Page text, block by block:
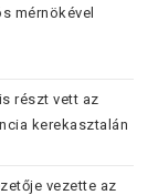
mérnökével
részt vett az
kerekasztalán
vezette az